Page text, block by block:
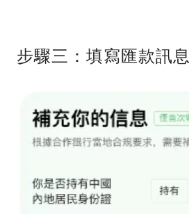
步驟三：填寫匯款訊息